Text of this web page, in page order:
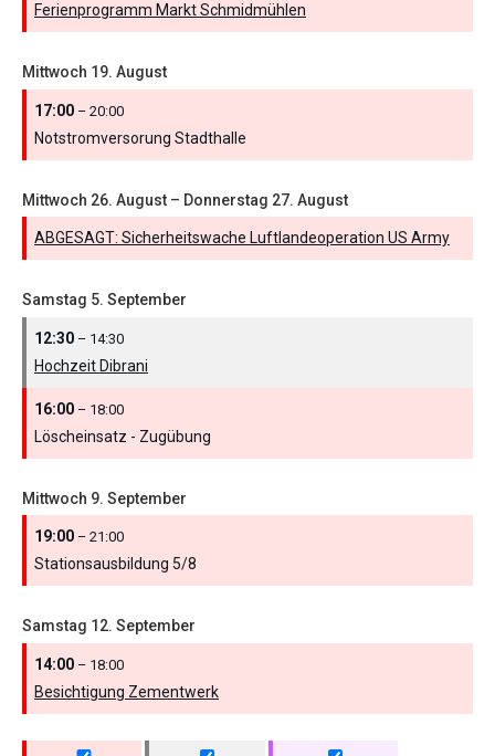
Ferienprogramm Markt Schmidmühlen
Mittwoch 19. August
17:00 – 20:00
Notstromversorung Stadthalle
Mittwoch 26. August – Donnerstag 27. August
ABGESAGT: Sicherheitswache Luftlandeoperation US Army
Samstag 5. September
12:30 – 14:30
Hochzeit Dibrani
16:00 – 18:00
Löscheinsatz - Zugübung
Mittwoch 9. September
19:00 – 21:00
Stationsausbildung 5/8
Samstag 12. September
14:00 – 18:00
Besichtigung Zementwerk